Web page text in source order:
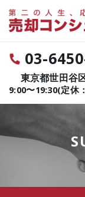
03-
東京都世田谷
9:00〜19:30(定休